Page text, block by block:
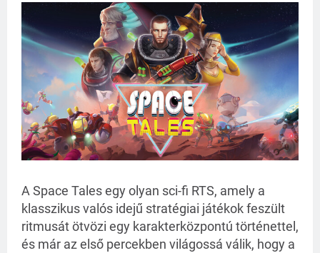
A Space Tales egy olyan sci-fi RTS, amely a
klasszikus valós idejű stratégiai játékok feszült
ritmusát ötvözi egy karakterközpontú történettel,
és már az első percekben világossá válik, hogy a